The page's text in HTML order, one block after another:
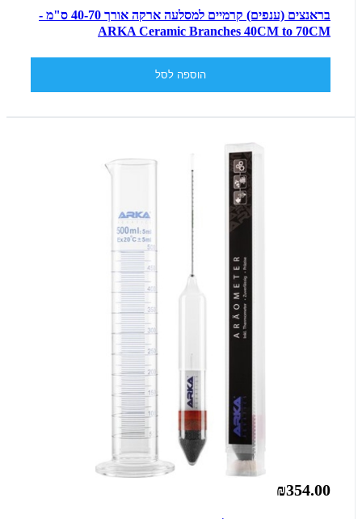
בראנצים (ענפים) קרמיים למסלעה ארקה אורך 40-70 ס"מ -
ARKA Ceramic Branches 40CM to 70CM
הוספה לסל
₪354.00